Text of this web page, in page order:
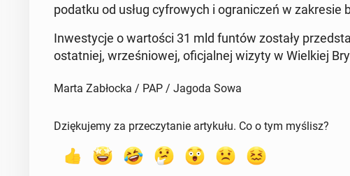
podatku od usług cy­fro­wych i ogra­ni­czeń w za­kre­sie
In­we­sty­cje o war­to­ści 31 mld funtów zostały
ostat­niej, wrze­śnio­wej, ofi­cjal­nej wizyty w Wiel­kiej
Marta Zabłocka / PAP / Jagoda Sowa
Dziękujemy za przeczytanie artykułu. Co o tym myślisz?